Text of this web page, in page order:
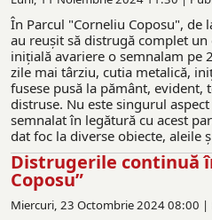
În Parcul "Corneliu Coposu", de
au reuşit să distrugă complet
iniţială avariere o semnalam pe
zile mai târziu, cutia metalică,
fusese pusă la pământ, evident,
distruse. Nu este singurul
semnalat în legătură cu acest
dat foc la diverse obiecte, aleile
Distrugerile continuă
Coposu”
Miercuri, 23 Octombrie 2024 08:00 |